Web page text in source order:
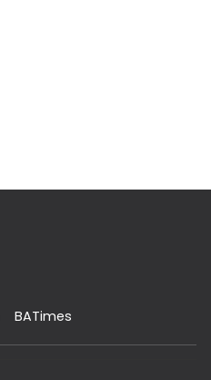
BATimes